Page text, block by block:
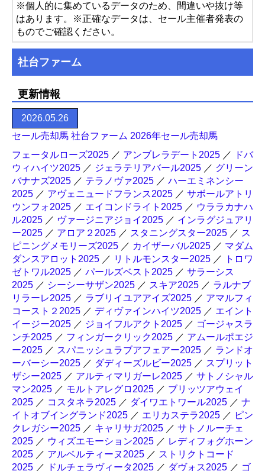
※個人的に集めているデータのため、間違いや抜け等
はあります。※正確なデータは、セール主催者発表の
ものでご確認ください。
社台ファーム
更新情報
2026.05.26
セール売却馬 社台ファーム 2026年セール売却馬
フェータルローズ2025 ／ アンブレラデート2025 ／
ドバ
ウィハイツ2025 ／ ジェラテリアバール2025 ／ グリーン
バナナズ2025 ／ テラノヴァ2025 ／ ハーエミネンシー
2025 ／ アヴェニュードフランス2025 ／ サボールアトリ
ウンフォ2025 ／ エイコンドライト2025 ／ ウララカナハ
ル2025 ／ ヴァージニアジョイ2025 ／ インラグジュアリ
ー2025 ／ アロア２2025 ／ スタニングスター2025 ／ ス
ピニングメモリーズ2025 ／ カイザーバル2025 ／ マダム
ダンスアロット2025 ／ リトルモンスター2025 ／
トロワ
ゼトワル2025 ／ パールズベスト2025 ／ サラーシス
2025 ／ シーシーサザン2025 ／ スキア2025 ／ ラルナブ
リラーレ2025 ／ ラブリイユアアイズ2025 ／ アマルフィ
コースト２2025 ／ ディヴァインハイツ2025 ／ エイント
イージー2025 ／ ジョイフルアクト2025 ／ ゴージャスラ
ンチ2025 ／ フィンガークリック2025 ／ アムールポエジ
ー2025 ／ スパニッシュラブアフェアー2025 ／ ランドオ
ーバーシー2025 ／ ダディーズルビー2025 ／ スプリット
ザシー2025 ／ アルティマリガーレ2025 ／ サトノシャル
マン2025 ／ モルトアレグロ2025 ／ ブリッツアウェイ
2025 ／ コスタネラ2025 ／ ダイワエトワール2025 ／ ナ
イトオブイングランド2025 ／ エリカステラ2025 ／ ピン
クレガシー2025 ／ キャリサガ2025 ／ サトノルーチェ
2025 ／ ウィズエモーション2025 ／ レディフォグホーン
2025 ／ アルベルティーヌ2025 ／ ストリクトコード
2025 ／ ドルチェラヴィータ2025 ／ ダヴォス2025 ／ ゴ